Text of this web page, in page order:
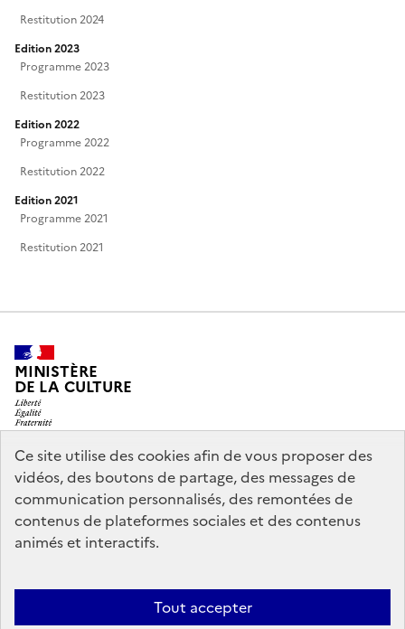
Ce site utilise des cookies afin de vous proposer des
vidéos, des boutons de partage, des messages de
communication personnalisés, des remontées de
contenus de plateformes sociales et des contenus
animés et interactifs.
Tout accepter
Restitution 2024
Edition 2023
Programme 2023
Restitution 2023
Edition 2022
Programme 2022
Restitution 2022
Edition 2021
Programme 2021
Restitution 2021
MINISTÈRE
DE LA CULTURE
legifrance.gouv.fr
info.gouv.fr
service-public.gouv.fr
data.gouv.fr
Politique générale de protection des données